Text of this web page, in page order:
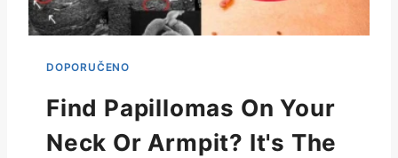
Find Papillomas On Your
Neck Or Armpit? It's The